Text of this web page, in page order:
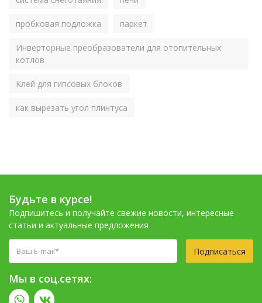
пробковая подложка паркет
Инверторные преобразователи для отопительных
котлов
Клей для гипсовых блоков
как вырезать угол плинтуса
Будьте в курсе!
Подпишитесь и получайте свежие новости, интересные
статьи и актуальные предложения
Подписаться
Мы в соц.сетях: